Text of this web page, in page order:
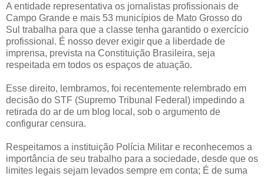
A entidade representativa os jornalistas profissionais de
Campo Grande e mais 53 municípios de Mato Grosso do
Sul trabalha para que a classe tenha garantido o exercício
profissional. É nosso dever exigir que a liberdade de
imprensa, prevista na Constituição Brasileira, seja
respeitada em todos os espaços de atuação.
Esse direito, lembramos, foi recentemente relembrado em
decisão do STF (Supremo Tribunal Federal) impedindo a
retirada do ar de um blog local, sob o argumento de
configurar censura.
Respeitamos a instituição Polícia Militar e reconhecemos a
importância de seu trabalho para a sociedade, desde que os
limites legais sejam levados sempre em conta; É de suma